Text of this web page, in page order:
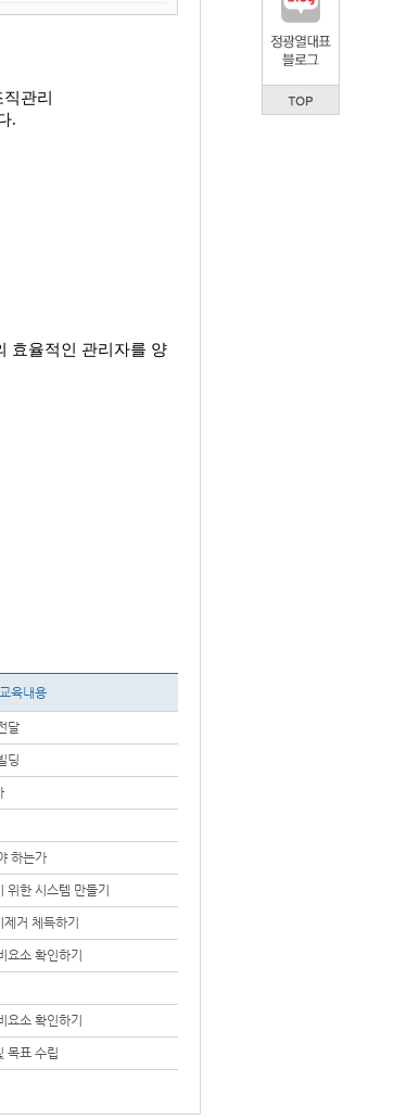
관리
.
효율적인 관리자를 양
교육내용
달
딩
하는가
위한 시스템 만들기
거 체득하기
요소 확인하기
요소 확인하기
목표 수립